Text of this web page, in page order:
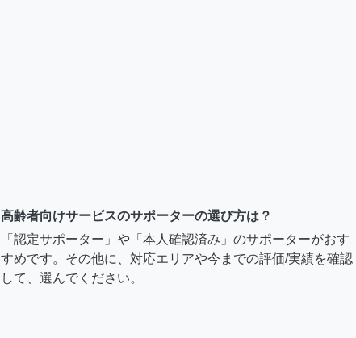
高齢者向けサービスのサポーターの選び方は？
「認定サポーター」や「本人確認済み」のサポーターがおす
すめです。その他に、対応エリアや今までの評価/実績を確認
して、選んでください。